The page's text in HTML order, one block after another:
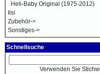
Heli-Baby Original (1975-2012)
Iisi
Zubehör->
Sonstiges->
Schnellsuche
Verwenden Sie